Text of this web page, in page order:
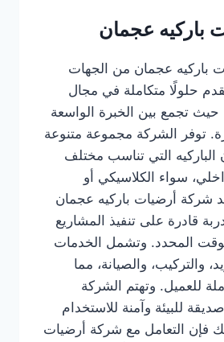
باركيه عجمان
باركيه عجمان من الجهات
حلولًا متكاملة في مجال
حيث تجمع بين الخبرة الواسعة
توفر الشركة مجموعة متنوعة
الباركيه التي تناسب مختلف
سواء الكلاسيكي أو
شركة أرضيات باركيه عجمان
قادرة على تنفيذ المشاريع
المحدد. وتشمل الخدمات
والتركيب، والصيانة، مما
للعميل. وتهتم الشركة
للبيئة وآمنة للاستخدام
فإن التعامل مع شركة أرضيات